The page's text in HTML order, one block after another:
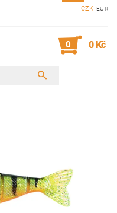
CZK EUR
0 0 Kč